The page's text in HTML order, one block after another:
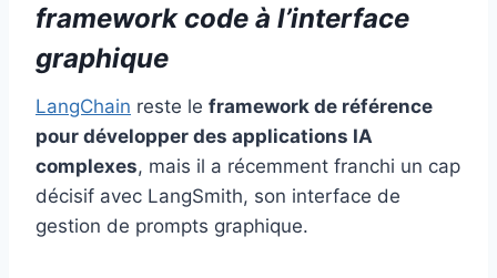
framework code à l’interface
graphique
LangChain reste le framework de référence
pour développer des applications IA
complexes, mais il a récemment franchi un cap
décisif avec LangSmith, son interface de
gestion de prompts graphique.